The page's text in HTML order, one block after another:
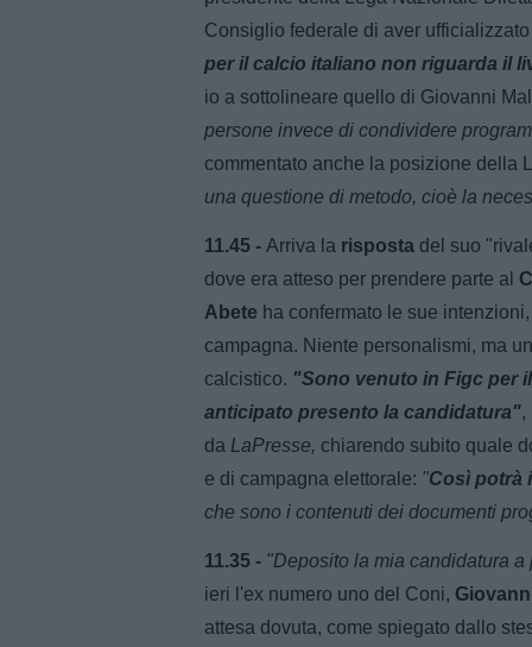
Consiglio federale di aver
per il calcio italiano non riguarda il
io a sottolineare quello di Giovanni
persone invece di condividere
commentato anche la posizione della
una questione di metodo, cioè la
11.45 - Arriva la risposta del suo
dove era atteso per prendere parte al
Abete ha confermato le sue
campagna. Niente personalismi, ma
calcistico. "Sono venuto in Figc per
anticipato presento la candidatura",
da LaPresse, chiarendo subito quale
e di campagna elettorale: "Così potrà
che sono i contenuti dei documenti
11.35 - "Deposito la mia candidatura
ieri l'ex numero uno del Coni,
attesa dovuta, come spiegato dallo